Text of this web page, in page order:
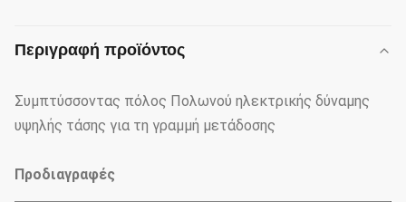
Περιγραφή προϊόντος
Συμπτύσσοντας πόλος Πολωνού ηλεκτρικής δύναμης
υψηλής τάσης για τη γραμμή μετάδοσης
Προδιαγραφές